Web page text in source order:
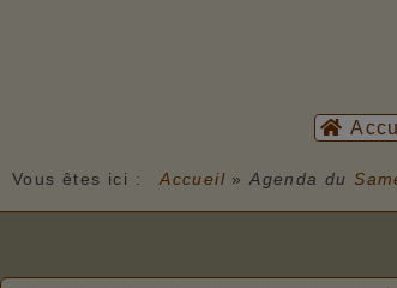
Vous êtes ici : Accueil »Agenda du